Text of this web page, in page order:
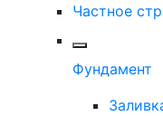
Частное
Фундамент